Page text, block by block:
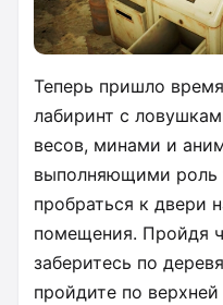
Теперь пришло
лабиринт с
весов, минами и
выполняющими роль
пробраться к двери
помещения. Пройдя
заберитесь по
пройдите по